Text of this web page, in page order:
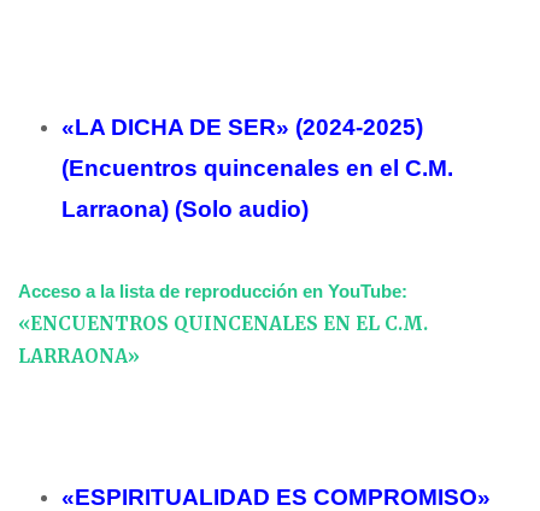
«LA DICHA DE SER» (2024-2025)
(Encuentros quincenales en el C.M.
Larraona) (Solo audio)
Acceso a la lista de reproducción en YouTube:
«ENCUENTROS QUINCENALES EN EL C.M.
LARRAONA»
«ESPIRITUALIDAD ES COMPROMISO»